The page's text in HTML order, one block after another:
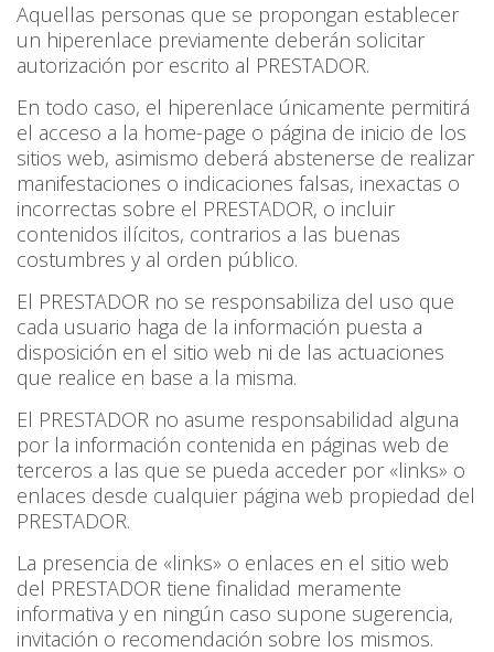
Aquellas personas que se propongan establecer
un hiperenlace previamente deberán solicitar
autorización por escrito al PRESTADOR.
En todo caso, el hiperenlace únicamente permitirá
el acceso a la home-page o página de inicio de los
sitios web, asimismo deberá abstenerse de realizar
manifestaciones o indicaciones falsas, inexactas o
incorrectas sobre el PRESTADOR, o incluir
contenidos ilícitos, contrarios a las buenas
costumbres y al orden público.
El PRESTADOR no se responsabiliza del uso que
cada usuario haga de la información puesta a
disposición en el sitio web ni de las actuaciones
que realice en base a la misma.
El PRESTADOR no asume responsabilidad alguna
por la información contenida en páginas web de
terceros a las que se pueda acceder por «links» o
enlaces desde cualquier página web propiedad del
PRESTADOR.
La presencia de «links» o enlaces en el sitio web
del PRESTADOR tiene finalidad meramente
informativa y en ningún caso supone sugerencia,
invitación o recomendación sobre los mismos.